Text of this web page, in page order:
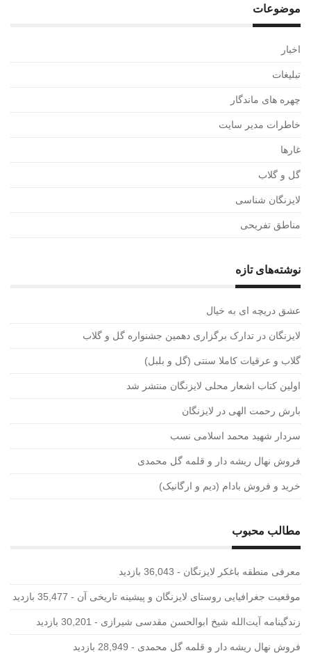
موضوعات
اخبار
تبلیغات
چهره های ماندگار
خاطرات مدیر سایت
غارها
گل و گلاب
لایزنگان شناسی
مناطق تفریحی
نوشته‌های تازه
عشق دریچه ای به خیال
لایزنگان در تدارک برگزاری دهمین جشنواره گل و گلاب
گلاب و عرقیات کاملا سنتی (گل و بلبل)
اولین کتاب اشعار محلی لایزنگان منتشر شد
بارش رحمت الهی در لایزنگان
سردار شهید محمد اسلامی نسب
فروش نهال ریشه دار و قلمه گل محمدی
خرید و فروش بادام (دیم و ارگانیک)
مطالب محبوب
معرفی منطقه باغکر لایزنگان - 36,043 بازدید
موقعیت جغرافیایی روستای لایزنگان و پیشینه تاریخی آن - 35,477 بازدید
زندگینامه آیت‌الله شیخ ابوالحسن‌ مقدسی شیرازی‌ - 30,201 بازدید
فروش نهال ریشه دار و قلمه گل محمدی - 28,949 بازدید